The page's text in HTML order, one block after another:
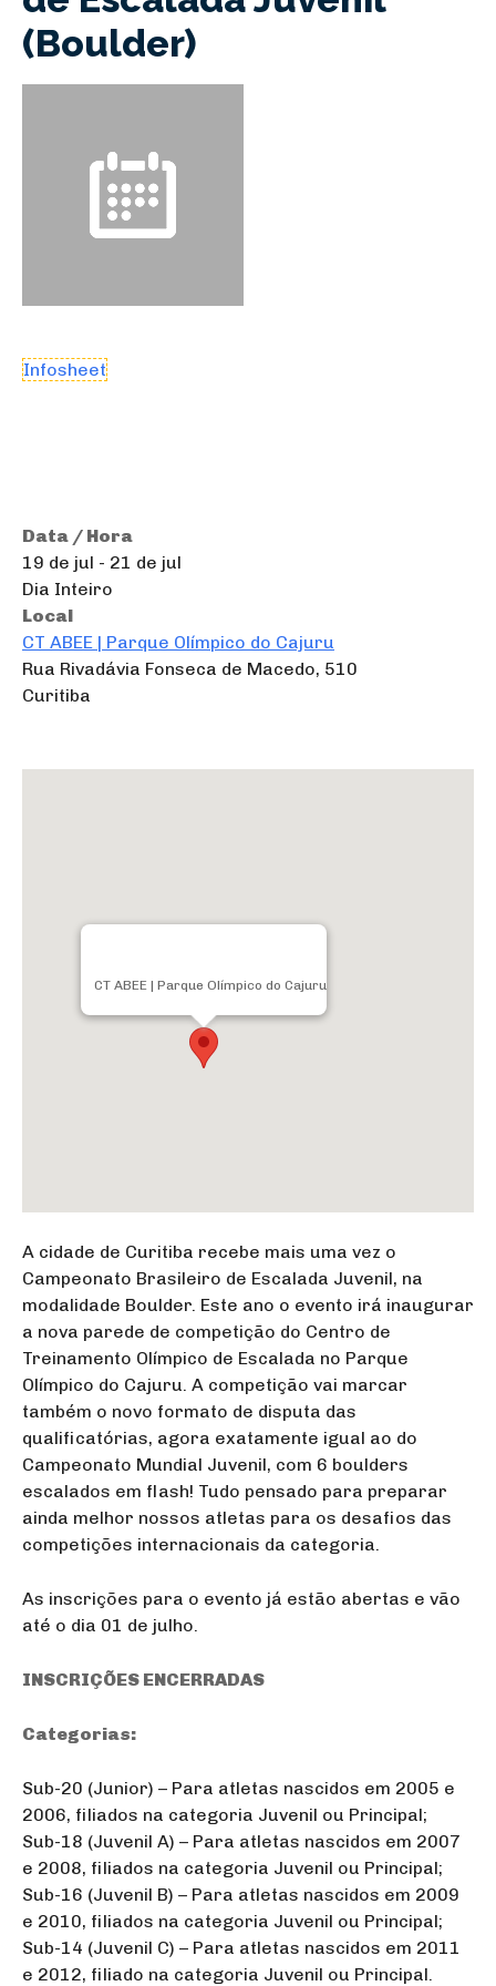
(Boulder)
Infosheet
Data / Hora
19 de jul - 21 de jul
Dia Inteiro
Local
CT ABEE | Parque Olímpico do Cajuru
Rua Rivadávia Fonseca de Macedo, 510
Curitiba
CT ABEE | Parque Olímpico do Cajuru
A cidade de Curitiba recebe mais uma vez o
Campeonato Brasileiro de Escalada Juvenil, na
modalidade Boulder. Este ano o evento irá inaugurar
a nova parede de competição do Centro de
Treinamento Olímpico de Escalada no Parque
Olímpico do Cajuru. A competição vai marcar
também o novo formato de disputa das
qualificatórias, agora exatamente igual ao do
Campeonato Mundial Juvenil, com 6 boulders
escalados em flash! Tudo pensado para preparar
ainda melhor nossos atletas para os desafios das
competições internacionais da categoria.
As inscrições para o evento já estão abertas e vão
até o dia 01 de julho.
INSCRIÇÕES ENCERRADAS
Categorias:
Sub-20 (Junior) – Para atletas nascidos em 2005 e
2006, filiados na categoria Juvenil ou Principal;
Sub-18 (Juvenil A) – Para atletas nascidos em 2007
e 2008, filiados na categoria Juvenil ou Principal;
Sub-16 (Juvenil B) – Para atletas nascidos em 2009
e 2010, filiados na categoria Juvenil ou Principal;
Sub-14 (Juvenil C) – Para atletas nascidos em 2011
e 2012, filiado na categoria Juvenil ou Principal.